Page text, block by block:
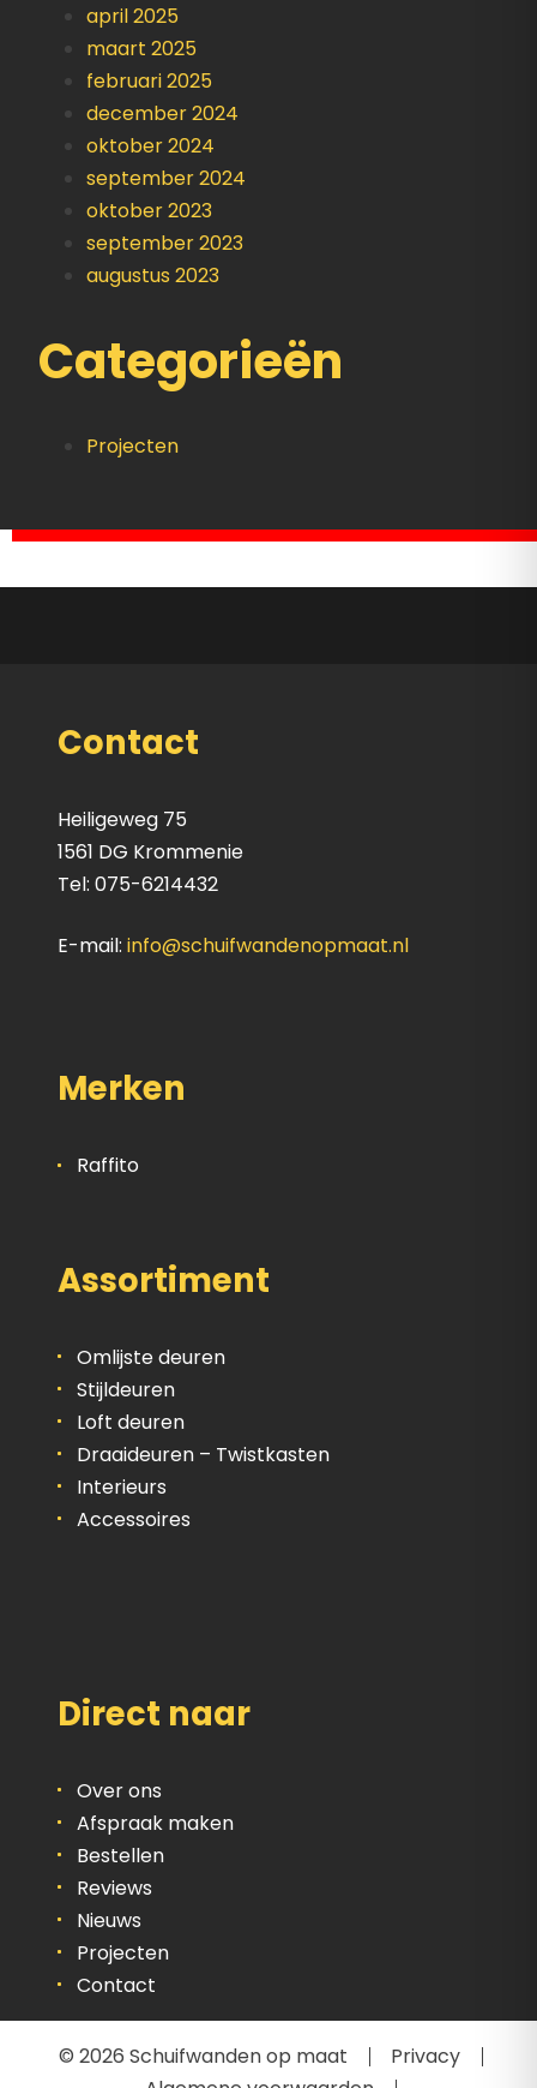
april 2025
maart 2025
februari 2025
december 2024
oktober 2024
september 2024
oktober 2023
september 2023
augustus 2023
Categorieën
Projecten
Contact
Heiligeweg 75
1561 DG Krommenie
Tel: 075-6214432
E-mail: info@schuifwandenopmaat.nl
Merken
Raffito
Assortiment
Omlijste deuren
Stijldeuren
Loft deuren
Draaideuren – Twistkasten
Interieurs
Accessoires
Direct naar
Over ons
Afspraak maken
Bestellen
Reviews
Nieuws
Projecten
Contact
© 2026 Schuifwanden op maat
Privacy